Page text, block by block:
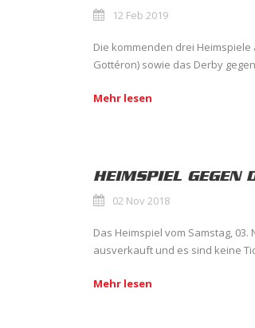
12 Feb 2019
Die kommenden drei Heimspiele
Gottéron) sowie das Derby
Mehr lesen
HEIMSPIEL GEGEN
02 Nov 2018
Das Heimspiel vom Samstag,
ausverkauft und es sind keine
Mehr lesen